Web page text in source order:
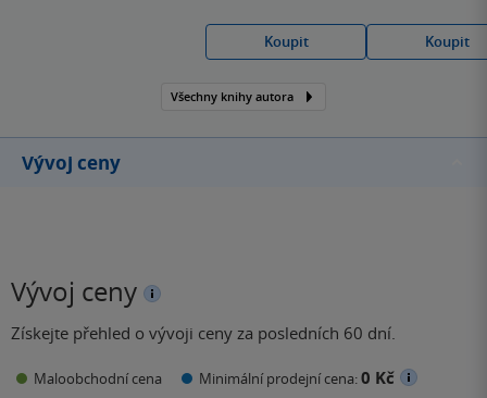
jeho „přihrádce“ najdete
mimo jiné…
Koupit Koupit
Všechny knihy autora
Vývoj ceny
Vývoj ceny
Získejte přehled o vývoji ceny za posledních 60 dní.
Maloobchodní cena Minimální prodejní cena:0 Kč